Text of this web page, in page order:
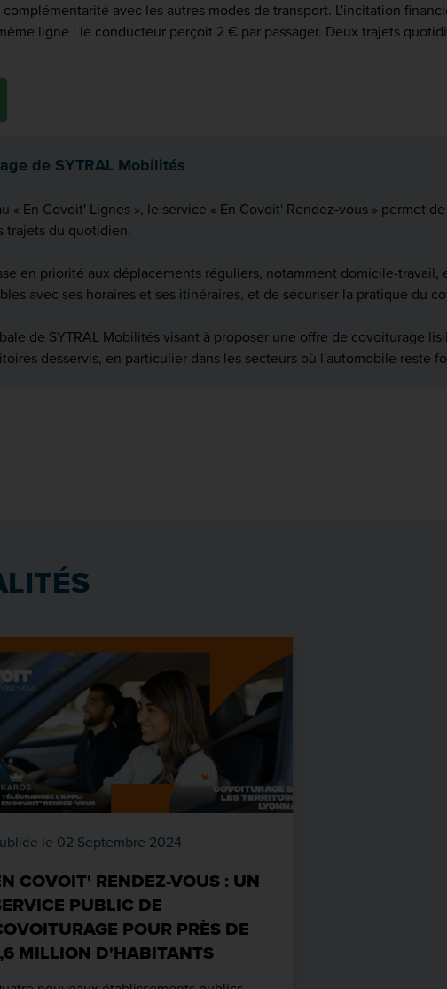
avec les autres modes de transport. L'incitation
ligne : le conducteur perçoit 2 € par passager. Deux trajets
de SYTRAL Mobilités
« En Covoit' Lignes », le service « En Covoit' Rendez-vous » permet
trajets du quotidien.
en priorité aux déplacements réguliers, notamment domicile-travail,
avec ses horaires et ses itinéraires, et de sécuriser la pratique du
de SYTRAL Mobilités visant à proposer une offre de covoiturage
desservis, en particulier dans les secteurs où l'automobile reste
le 02 Septembre 2024
COVOIT' RENDEZ-VOUS : UN
PUBLIC DE
POUR PRÈS DE
MILLION D'HABITANTS